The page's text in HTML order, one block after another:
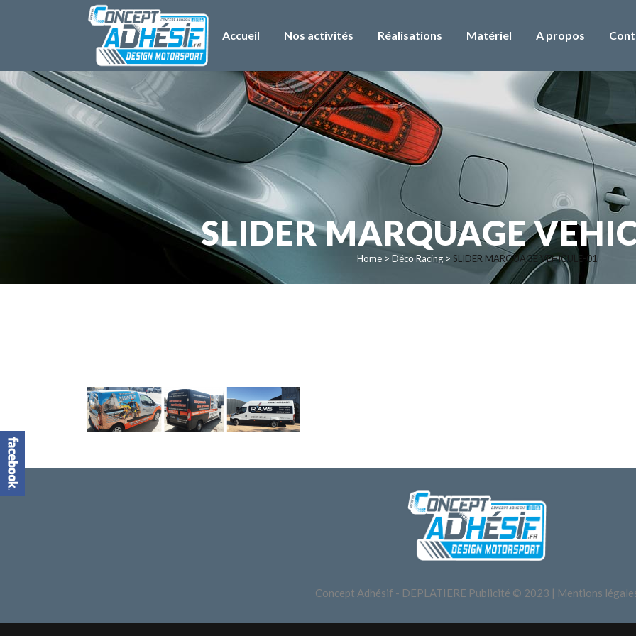
Accueil Nos activités Réalisations Matériel A propos
SLIDER MARQUAGE
Home> Déco Racing> SLIDER MARQUAGE VEHICULE-01
Concept Adhésif - DEPLATIERE Publicité © 2023 | Mentions